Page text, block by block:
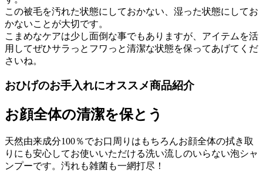
この被毛を汚れた状態にしておかない、湿った状態にしてお
かないことが大切です。
こまめなケアは少し面倒な事でもありますが、アイテムを活
用してぜひサラっとフワっと清潔な状態を保ってあげてくだ
さいね。
おひげのお手入れにオススメ商品紹介
お顔全体の清潔を保とう
天然由来成分100％でお口周りはもちろんお顔全体の拭き取
りにも安心してお使いいただける洗い流しのいらない泡シャ
ンプーです。汚れも雑菌も一網打尽！